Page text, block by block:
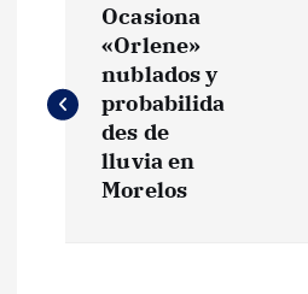
v
Ocasiona
«Orlene»
nublados y
probabilida
des de
lluvia en
Morelos